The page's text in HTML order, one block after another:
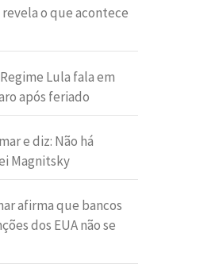
o que acontece
Lula fala em
após feriado
e diz: Não há
Magnitsky
afirma que bancos
dos EUA não se